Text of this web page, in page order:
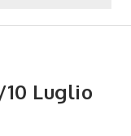
10 Luglio